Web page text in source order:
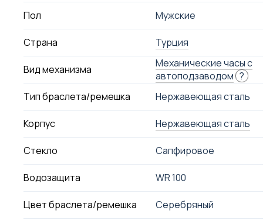
Пол Мужские
Страна Турция
Вид механизма
Механические часы с
автоподзаводом ?
Тип браслета/ремешка
Нержавеющая сталь
Корпус Нержавеющая сталь
Стекло Сапфировое
Водозащита WR 100
Цвет браслета/ремешка Серебряный